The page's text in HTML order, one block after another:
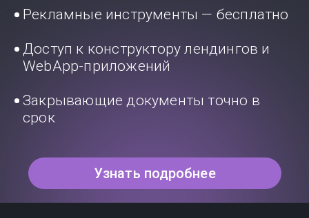
Рекламные инструменты — бесплатно
Доступ к конструктору лендингов и
WebApp-приложений
Закрывающие документы точно в
срок
Узнать подробнее